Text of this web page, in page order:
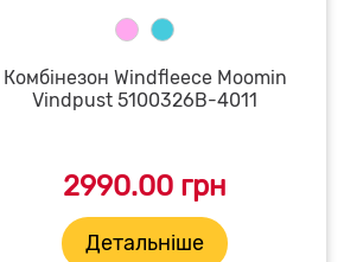
Комбінезон Windfleece Moomin
Vindpust 5100326B-4011
2990.00 грн
Детальніше